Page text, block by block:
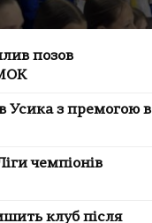
позов
Усика з премогою в
чемпіонів
клуб після